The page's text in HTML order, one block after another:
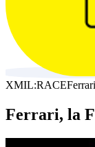
XMIL:RACE
Ferrari, la